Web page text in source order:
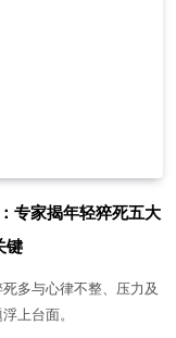
专家揭年轻猝死五大
键
多与心律不整、压力及
上台面。